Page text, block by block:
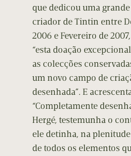
que dedicou uma
criador de Tintin entre
2006 e Fevereiro de
“esta doação
as colecções
um novo campo de
desenhada”. E
“Completamente
Hergé, testemunha o
ele detinha, na
de todos os elementos